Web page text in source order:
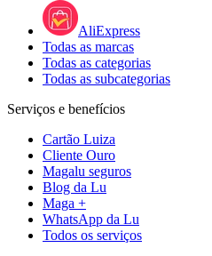
AliExpress
Todas as marcas
Todas as categorias
Todas as subcategorias
Serviços e benefícios
Cartão Luiza
Cliente Ouro
Magalu seguros
Blog da Lu
Maga +
WhatsApp da Lu
Todos os serviços